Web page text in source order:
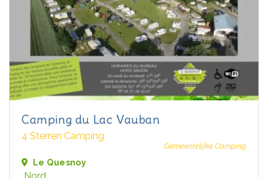
Camping du Lac Vauban
4 Sterren Camping
Gemeentelijke Camping
Le Quesnoy